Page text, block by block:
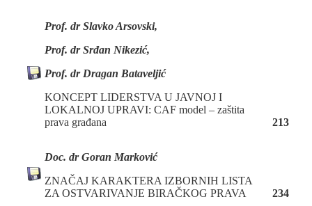
Prof. dr Slavko Arsovski,
Prof. dr Srđan Nikezić,
Prof. dr Dragan Bataveljić
KONCEPT LIDERSTVA U JAVNOJ I
LOKALNOJ UPRAVI: CAF model – zaštita
prava građana
213
Doc. dr Goran Marković
ZNAČAJ KARAKTERA IZBORNIH LISTA
ZA OSTVARIVANJE BIRAČKOG PRAVA
234